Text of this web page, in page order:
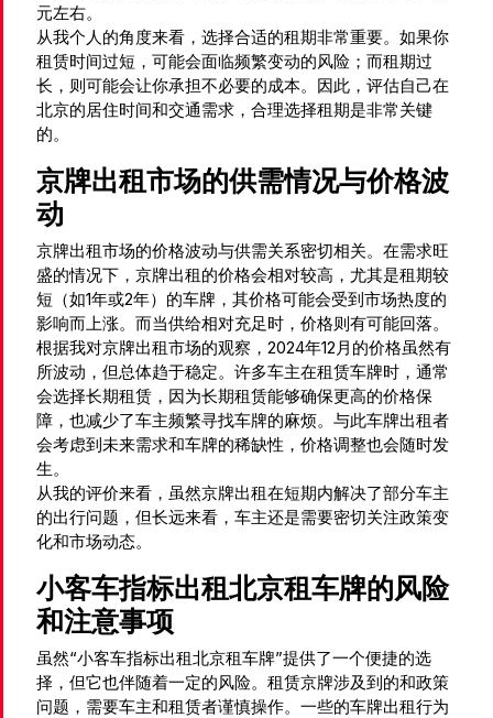
元左右。
从我个人的角度来看，选择合适的租期非常重要。如果你
租赁时间过短，可能会面临频繁变动的风险；而租期过
长，则可能会让你承担不必要的成本。因此，评估自己在
北京的居住时间和交通需求，合理选择租期是非常关键
的。
京牌出租市场的供需情况与价格波
动
京牌出租市场的价格波动与供需关系密切相关。在需求旺
盛的情况下，京牌出租的价格会相对较高，尤其是租期较
短（如1年或2年）的车牌，其价格可能会受到市场热度的
影响而上涨。而当供给相对充足时，价格则有可能回落。
根据我对京牌出租市场的观察，2024年12月的价格虽然有
所波动，但总体趋于稳定。许多车主在租赁车牌时，通常
会选择长期租赁，因为长期租赁能够确保更高的价格保
障，也减少了车主频繁寻找车牌的麻烦。与此车牌出租者
会考虑到未来需求和车牌的稀缺性，价格调整也会随时发
生。
从我的评价来看，虽然京牌出租在短期内解决了部分车主
的出行问题，但长远来看，车主还是需要密切关注政策变
化和市场动态。
小客车指标出租北京租车牌的风险
和注意事项
虽然“小客车指标出租北京租车牌”提供了一个便捷的选
择，但它也伴随着一定的风险。租赁京牌涉及到的和政策
问题，需要车主和租赁者谨慎操作。一些的车牌出租行为